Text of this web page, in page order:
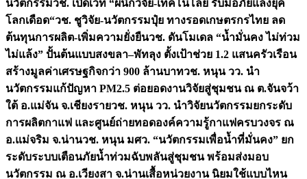
นวัตกรรมวช. เปิดเวที “ผนึกวิจัย-เทคโนโลยี รับมือภัยแล้งยุค
โลกเดือด“วช. ชูวิจัย-นวัตกรรมปุ๋ย ทางรอดเกษตรกรไทย ลด
ต้นทุนการผลิต-เพิ่มความยั่งยืนวช. ดันโมเดล “น้ำมั่นคง ไม่ท่วม
ไม่แล้ง” ปั้นต้นแบบสงขลา–พัทลุง ตั้งเป้าช่วย 1.2 แสนครัวเรือน
สร้างมูลค่าเศรษฐกิจกว่า 900 ล้านบาทวช. หนุน วว. นำ
นวัตกรรมแก้ปัญหา PM2.5 ต่อยอดงานวิจัยสู่ชุมชน ณ ต.จันจว้า
ใต้ อ.แม่จัน จ.เชียงรายวช. หนุน วว. นำวิจัยนวัตกรรมยกระดับ
การผลิตกาแฟ และศูนย์ถ่ายทอดองค์ความรู้กาแฟครบวงจร ณ
อ.แม่จริม จ.น่านวช. หนุน มศว. “นวัตกรรมเพื่อน้ำที่มั่นคง” ยก
ระดับระบบเตือนภัยน้ำท่วมฉับพลันสู่ชุมชน พร้อมส่งมอบ
นวัตกรรม ณ อ.เวียงสา จ.น่านเสื้อหน่วยงาน นิยมใช้แบบไหน